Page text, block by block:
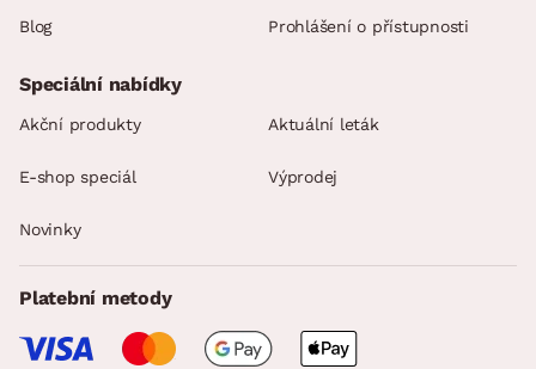
Blog Prohlášení o přístupnosti
Speciální nabídky
Akční produkty Aktuální leták
E-shop speciál Výprodej
Novinky
Platební metody